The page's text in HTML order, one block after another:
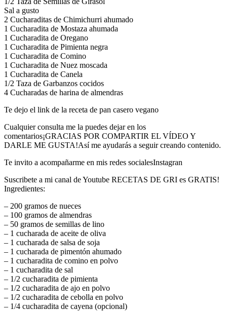
Sal a gusto
2 Cucharaditas de Chimichurri ahumado
1 Cucharadita de Mostaza ahumada
1 Cucharadita de Oregano
1 Cucharadita de Pimienta negra
1 Cucharadita de Comino
1 Cucharadita de Nuez moscada
1 Cucharadita de Canela
1/2 Taza de Garbanzos cocidos
4 Cucharadas de harina de almendras
Te dejo el link de la receta de pan casero vegano
Cualquier consulta me la puedes dejar en los
comentarios¡GRACIAS POR COMPARTIR EL VÍDEO Y
DARLE ME GUSTA!Así me ayudarás a seguir creando contenido.
Te invito a acompañarme en mis redes socialesInstagran
Suscribete a mi canal de Youtube RECETAS DE GRI es GRATIS!
Ingredientes:
– 200 gramos de nueces
– 100 gramos de almendras
– 50 gramos de semillas de lino
– 1 cucharada de aceite de oliva
– 1 cucharada de salsa de soja
– 1 cucharada de pimentón ahumado
– 1 cucharadita de comino en polvo
– 1 cucharadita de sal
– 1/2 cucharadita de pimienta
– 1/2 cucharadita de ajo en polvo
– 1/2 cucharadita de cebolla en polvo
– 1/4 cucharadita de cayena (opcional)